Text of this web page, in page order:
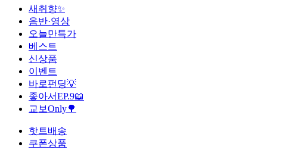
새취향✨
음반·영상
오늘만특가
베스트
신상품
이벤트
바로펀딩💡
좋아서EP.9📖
교보Only🌳
핫트배송
쿠폰상품